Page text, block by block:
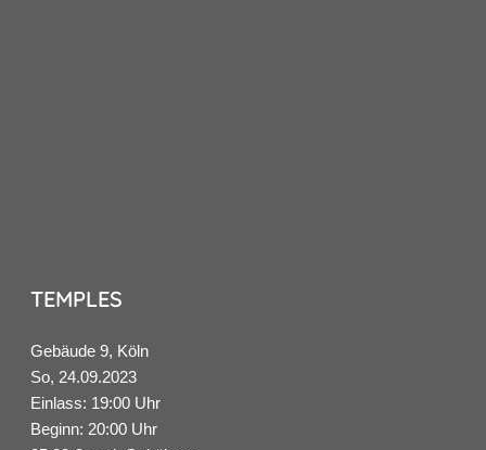
TEMPLES
Gebäude 9, Köln
So, 24.09.2023
Einlass: 19:00 Uhr
Beginn: 20:00 Uhr